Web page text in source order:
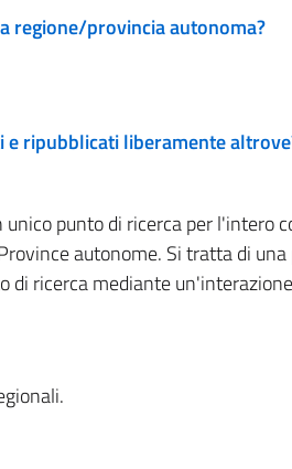
regione/provincia autonoma?
ripubblicati liberamente
punto di ricerca per l'intero
autonome. Si tratta di
ricerca mediante